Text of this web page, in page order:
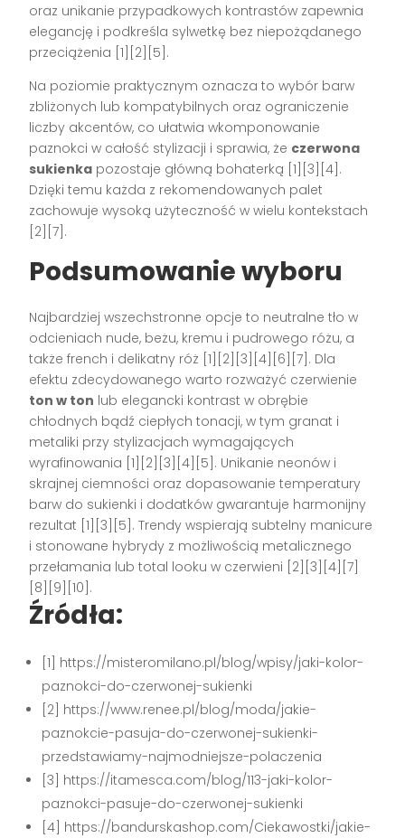
oraz unikanie przypadkowych kontrastów zapewnia
elegancję i podkreśla sylwetkę bez niepożądanego
przeciążenia [1][2][5].
Na poziomie praktycznym oznacza to wybór barw
zbliżonych lub kompatybilnych oraz ograniczenie
liczby akcentów, co ułatwia wkomponowanie
paznokci w całość stylizacji i sprawia, że czerwona
sukienka pozostaje główną bohaterką [1][3][4].
Dzięki temu każda z rekomendowanych palet
zachowuje wysoką użyteczność w wielu kontekstach
[2][7].
Podsumowanie wyboru
Najbardziej wszechstronne opcje to neutralne tło w
odcieniach nude, beżu, kremu i pudrowego różu, a
także french i delikatny róż [1][2][3][4][6][7]. Dla
efektu zdecydowanego warto rozważyć czerwienie
ton w ton lub elegancki kontrast w obrębie
chłodnych bądź ciepłych tonacji, w tym granat i
metaliki przy stylizacjach wymagających
wyrafinowania [1][2][3][4][5]. Unikanie neonów i
skrajnej ciemności oraz dopasowanie temperatury
barw do sukienki i dodatków gwarantuje harmonijny
rezultat [1][3][5]. Trendy wspierają subtelny manicure
i stonowane hybrydy z możliwością metalicznego
przełamania lub total looku w czerwieni [2][3][4][7]
[8][9][10].
Źródła:
[1] https://misteromilano.pl/blog/wpisy/jaki-kolor-
paznokci-do-czerwonej-sukienki
[2] https://www.renee.pl/blog/moda/jakie-
paznokcie-pasuja-do-czerwonej-sukienki-
przedstawiamy-najmodniejsze-polaczenia
[3] https://itamesca.com/blog/113-jaki-kolor-
paznokci-pasuje-do-czerwonej-sukienki
[4] https://bandurskashop.com/Ciekawostki/jakie-